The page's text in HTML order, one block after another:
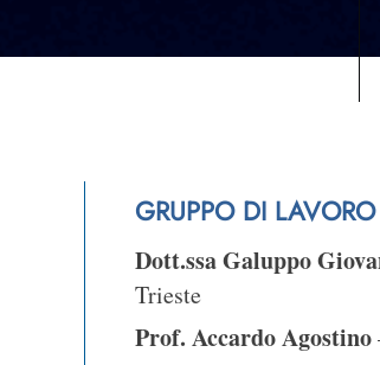
GRUPPO DI LAVORO
Dott.ssa Galuppo
Trieste
Prof. Accardo Agostino